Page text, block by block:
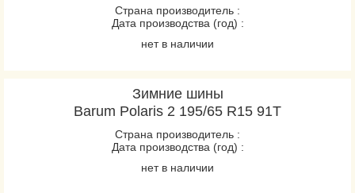
Страна производитель :
Дата производства (год) :
нет в наличии
Зимние шины
Barum Polaris 2 195/65 R15 91T
Страна производитель :
Дата производства (год) :
нет в наличии